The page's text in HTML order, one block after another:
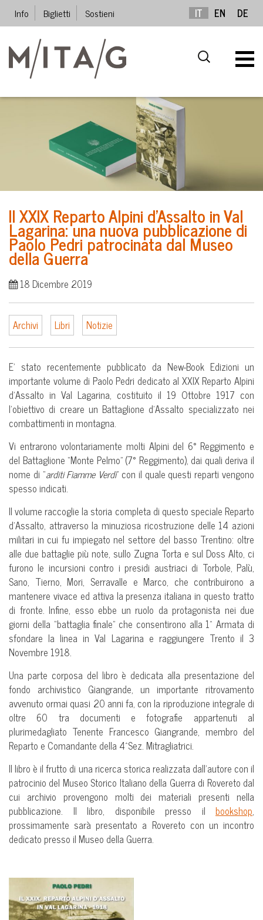
Info Biglietti Sostieni IT EN DE
Il XXIX Reparto Alpini d’Assalto in Val
Lagarina: una nuova pubblicazione di
Paolo Pedri patrocinata dal Museo
della Guerra
18 Dicembre 2019
Archivi Libri Notizie
E’ stato recentemente pubblicato da New-Book Edizioni un
importante volume di Paolo Pedri dedicato al XXIX Reparto Alpini
d’Assalto in Val Lagarina, costituito il 19 Ottobre 1917 con
l’obiettivo di creare un Battaglione d’Assalto specializzato nei
combattimenti in montagna.
Vi entrarono volontariamente molti Alpini del 6° Reggimento e
del Battaglione “Monte Pelmo” (7° Reggimento), dai quali deriva il
nome di “arditi Fiamme Verdi” con il quale questi reparti vengono
spesso indicati.
Il volume raccoglie la storia completa di questo speciale Reparto
d’Assalto, attraverso la minuziosa ricostruzione delle 14 azioni
militari in cui fu impiegato nel settore del basso Trentino: oltre
alle due battaglie più note, sullo Zugna Torta e sul Doss Alto, ci
furono le incursioni contro i presidi austriaci di Torbole, Palù,
Sano, Tierno, Mori, Serravalle e Marco, che contribuirono a
mantenere vivace ed attiva la presenza italiana in questo tratto
di fronte. Infine, esso ebbe un ruolo da protagonista nei due
giorni della “battaglia finale” che consentirono alla 1^ Armata di
sfondare la linea in Val Lagarina e raggiungere Trento il 3
Novembre 1918.
Una parte corposa del libro è dedicata alla presentazione del
fondo archivistico Giangrande, un importante ritrovamento
avvenuto ormai quasi 20 anni fa, con la riproduzione integrale di
oltre 60 tra documenti e fotografie appartenuti al
plurimedagliato Tenente Francesco Giangrande, membro del
Reparto e Comandante della 4^Sez. Mitragliatrici.
Il libro è il frutto di una ricerca storica realizzata dall’autore con il
patrocinio del Museo Storico Italiano della Guerra di Rovereto dal
cui archivio provengono molti dei materiali presenti nella
pubblicazione. Il libro, disponibile presso il bookshop,
prossimamente sarà presentato a Rovereto con un incontro
dedicato presso il Museo della Guerra.